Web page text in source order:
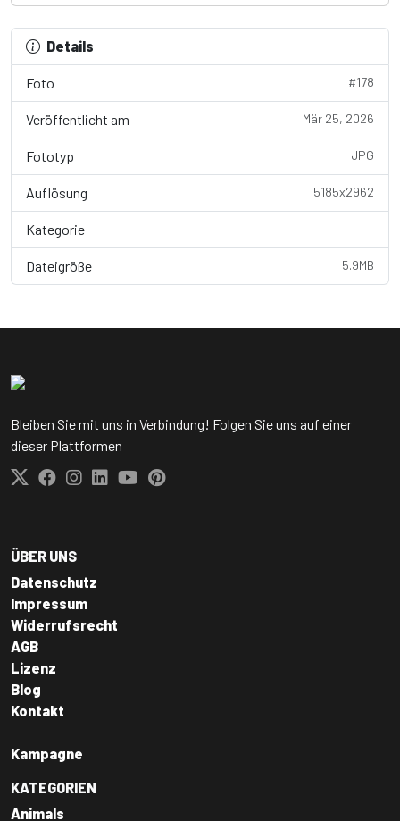
Details
Foto #178
Veröffentlicht am Mär 25, 2026
Fototyp JPG
Auflösung 5185x2962
Kategorie
Dateigröße 5.9MB
Bleiben Sie mit uns in Verbindung! Folgen Sie uns auf einer
dieser Plattformen
ÜBER UNS
Datenschutz
Impressum
Widerrufsrecht
AGB
Lizenz
Blog
Kontakt
Kampagne
KATEGORIEN
Animals